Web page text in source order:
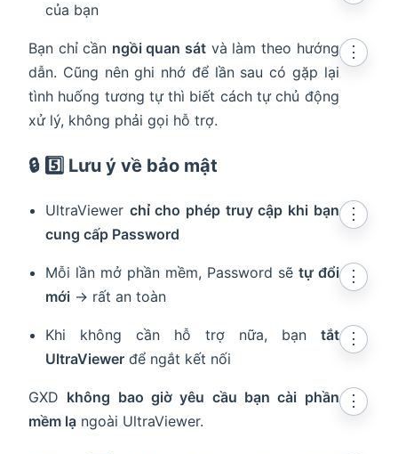
của bạn
Bạn chỉ cần ngồi quan sát và làm theo hướng
dẫn. Cũng nên ghi nhớ để lần sau có gặp lại
tình huống tương tự thì biết cách tự chủ động
xử lý, không phải gọi hỗ trợ.
⋮
🔒 5️⃣ Lưu ý về bảo mật
UltraViewer chỉ cho phép truy cập khi bạn
cung cấp Password
⋮
Mỗi lần mở phần mềm, Password sẽ tự đổi
mới → rất an toàn
⋮
Khi không cần hỗ trợ nữa, bạn tắt
UltraViewer để ngắt kết nối
⋮
GXD không bao giờ yêu cầu bạn cài phần
mềm lạ ngoài UltraViewer.
⋮